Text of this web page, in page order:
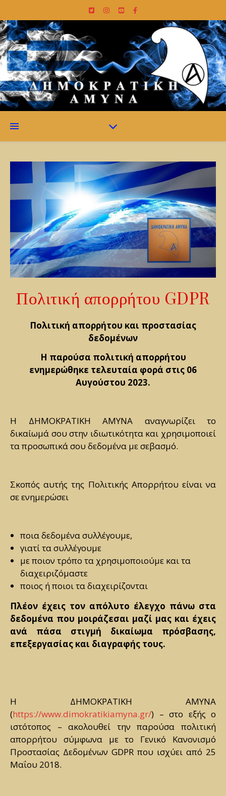
Πολιτική απορρήτου GDPR
Πολιτική απορρήτου και προστασίας
δεδομένων
Η παρούσα πολιτική απορρήτου
ενημερώθηκε τελευταία φορά στις 06
Αυγούστου 2023.
Η ΔΗΜΟΚΡΑΤΙΚΗ ΑΜΥΝΑ αναγνωρίζει το
δικαίωμά σου στην ιδιωτικότητα και χρησιμοποιεί
τα προσωπικά σου δεδομένα με σεβασμό.
Σκοπός αυτής της Πολιτικής Απορρήτου είναι να
σε ενημερώσει
ποια δεδομένα συλλέγουμε,
γιατί τα συλλέγουμε
με ποιον τρόπο τα χρησιμοποιούμε και τα
διαχειριζόμαστε
ποιος ή ποιοι τα διαχειρίζονται
Πλέον έχεις τον απόλυτο έλεγχο πάνω στα
δεδομένα που μοιράζεσαι μαζί μας και έχεις
ανά πάσα στιγμή δικαίωμα πρόσβασης,
επεξεργασίας και διαγραφής τους.
Η ΔΗΜΟΚΡΑΤΙΚΗ ΑΜΥΝΑ
(https://www.dimokratikiamyna.gr/) – στο εξής ο
ιστότοπος – ακολουθεί την παρούσα πολιτική
απορρήτου σύμφωνα με το Γενικό Κανονισμό
Προστασίας Δεδομένων GDPR που ισχύει από 25
Μαΐου 2018.